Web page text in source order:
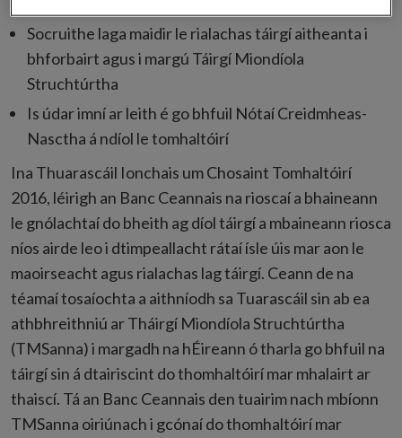
Socruithe laga maidir le rialachas táirgí aitheanta i
bhforbairt agus i margú Táirgí Miondíola
Struchtúrtha
Is údar imní ar leith é go bhfuil Nótaí Creidmheas-
Nasctha á ndíol le tomhaltóirí
Ina Thuarascáil Ionchais um Chosaint Tomhaltóirí
2016, léirigh an Banc Ceannais na rioscaí a bhaineann
le gnólachtaí do bheith ag díol táirgí a mbaineann riosca
níos airde leo i dtimpeallacht rátaí ísle úis mar aon le
maoirseacht agus rialachas lag táirgí. Ceann de na
téamaí tosaíochta a aithníodh sa Tuarascáil sin ab ea
athbhreithniú ar Tháirgí Miondíola Struchtúrtha
(TMSanna) i margadh na hÉireann ó tharla go bhfuil na
táirgí sin á dtairiscint do thomhaltóirí mar mhalairt ar
thaiscí. Tá an Banc Ceannais den tuairim nach mbíonn
TMSanna oiriúnach i gcónaí do thomhaltóirí mar